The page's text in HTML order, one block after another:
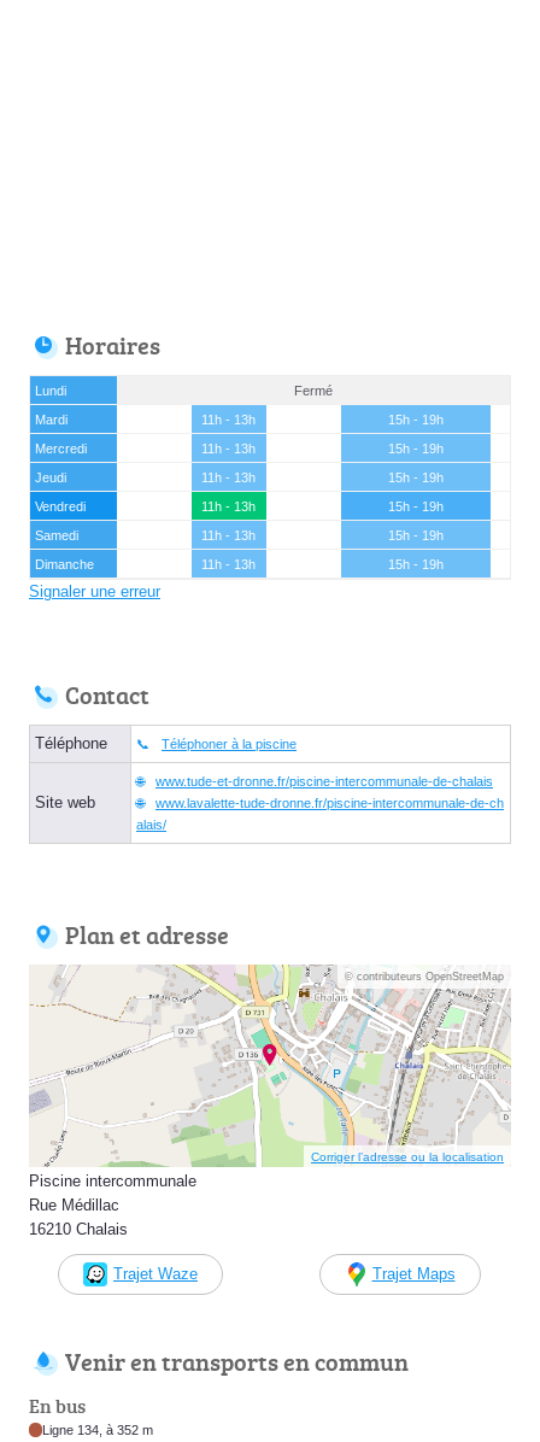
Horaires
Lundi
Fermé
Mardi
11h - 13h
15h - 19h
Mercredi
11h - 13h
15h - 19h
Jeudi
11h - 13h
15h - 19h
Vendredi
11h - 13h
15h - 19h
Samedi
11h - 13h
15h - 19h
Dimanche
11h - 13h 15h - 19h
Signaler une erreur
Contact
Téléphone Téléphoner à la piscine
Site web
www.tude-et-dronne.fr/piscine-intercommunale-de-chalais
www.lavalette-tude-dronne.fr/piscine-intercommunale-de-ch
alais/
Plan et adresse
© contributeurs OpenStreetMap
Corriger l’adresse ou la localisation
Piscine intercommunale
Rue Médillac
16210 Chalais
Trajet Waze Trajet Maps
Venir en transports en commun
En bus
Ligne 134, à 352 m